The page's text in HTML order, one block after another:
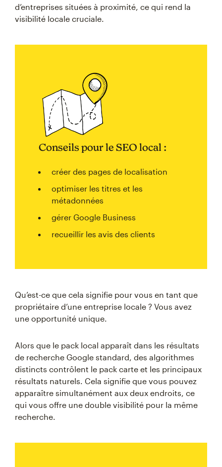
d’entreprises situées à proximité, ce qui rend la
visibilité locale cruciale.
Conseils pour le SEO local :
créer des pages de localisation
optimiser les titres et les
métadonnées
gérer Google Business
recueillir les avis des clients
Qu’est-ce que cela signifie pour vous en tant que
propriétaire d’une entreprise locale ? Vous avez
une opportunité unique.
Alors que le pack local apparaît dans les résultats
de recherche Google standard, des algorithmes
distincts contrôlent le pack carte et les principaux
résultats naturels. Cela signifie que vous pouvez
apparaître simultanément aux deux endroits, ce
qui vous offre une double visibilité pour la même
recherche.